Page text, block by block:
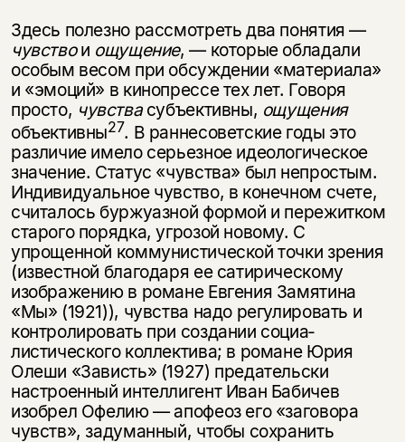
Здесь полезно рассмотреть два понятия —
чувствои ощущение, — которые обладали
особым весом при обсуждении «материала»
и «эмоций» в кинопрессе тех лет. Говоря
просто, чувствасубъективны, ощущения
объективны27. В раннесоветские годы это
различие имело серьезное идеологическое
зна­чение. Статус «чувства» был непростым.
Индивидуальное чувство, в конеч­ном счете,
считалось буржуазной формой и пережитком
старого порядка, угрозой новому. С
упрощенной коммунистической точки зрения
(известной благодаря ее сатирическому
изображению в романе Евгения Замятина
«Мы» (1921)), чувства надо регулировать и
контролировать при создании социа­
листического коллектива; в романе Юрия
Олеши «Зависть» (1927) пре­дательски
настроенный интеллигент Иван Бабичев
изобрел Офелию — апо­феоз его «заговора
чувств», задуманный, чтобы сохранить